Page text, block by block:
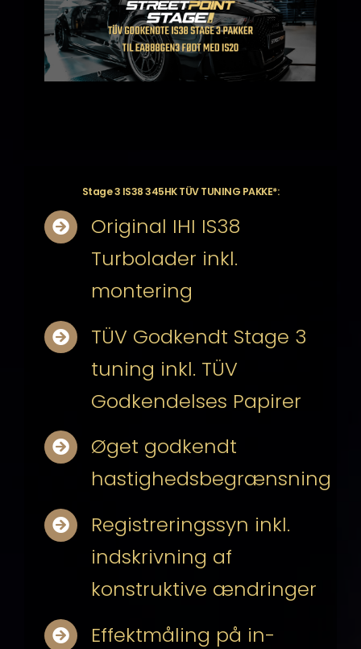
Stage 3 IS38 345HK TÜV TUNING PAKKE*:
Original IHI IS38
Turbolader inkl.
montering
TÜV Godkendt Stage 3
tuning inkl. TÜV
Godkendelses Papirer
Øget godkendt
hastighedsbegrænsning
Registreringssyn inkl.
indskrivning af
konstruktive ændringer
Effektmåling på in-